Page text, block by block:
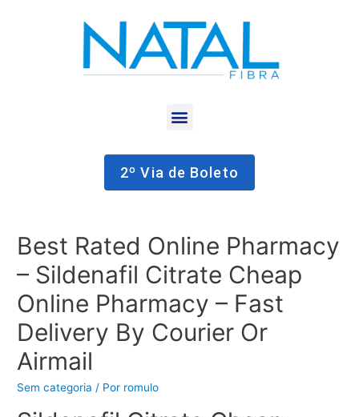
2º Via de Boleto
Best Rated Online Pharmacy
– Sildenafil Citrate Cheap
Online Pharmacy – Fast
Delivery By Courier Or
Airmail
Sem categoria / Por romulo